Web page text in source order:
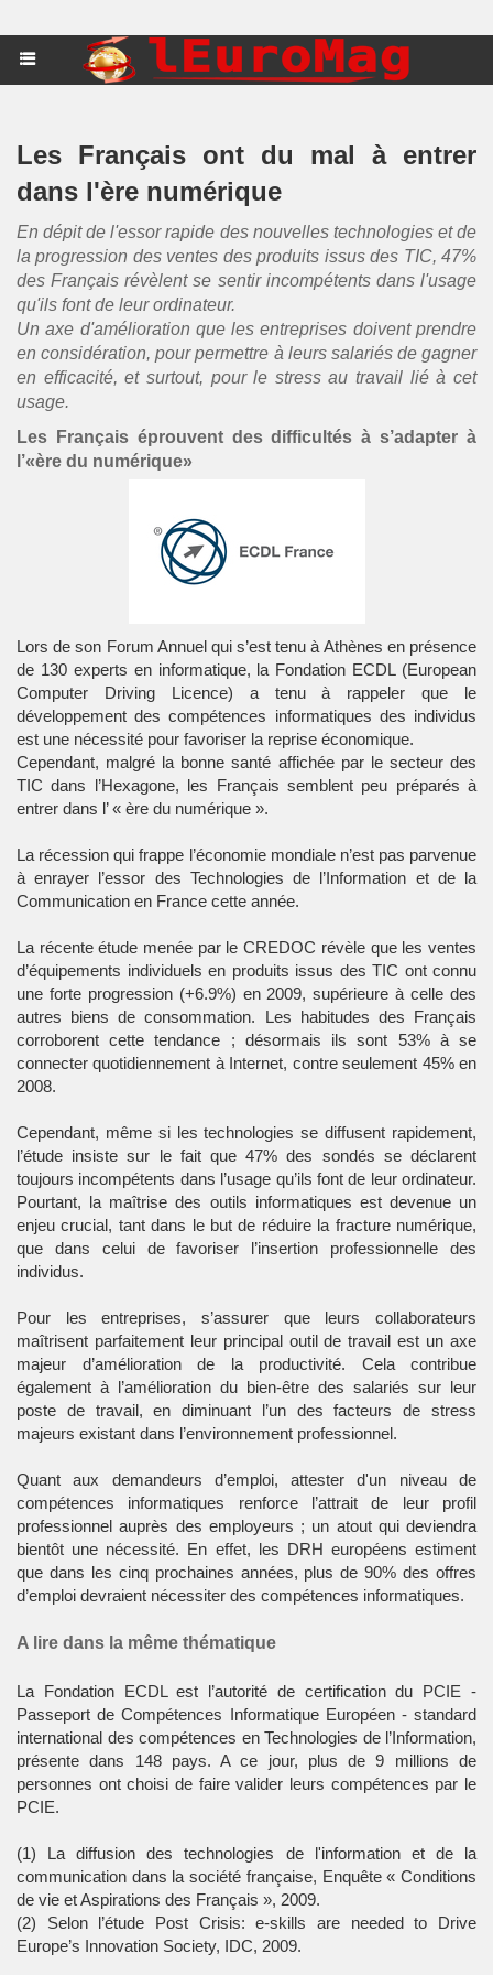
Les Français ont du mal à entrer
dans l'ère numérique
En dépit de l'essor rapide des nouvelles technologies et de
la progression des ventes des produits issus des TIC, 47%
des Français révèlent se sentir incompétents dans l'usage
qu'ils font de leur ordinateur.
Un axe d'amélioration que les entreprises doivent prendre
en considération, pour permettre à leurs salariés de gagner
en efficacité, et surtout, pour le stress au travail lié à cet
usage.
Les Français éprouvent des difficultés à s’adapter à
l’«ère du numérique»
Lors de son Forum Annuel qui s’est tenu à Athènes en présence
de 130 experts en informatique, la Fondation ECDL (European
Computer Driving Licence) a tenu à rappeler que le
développement des compétences informatiques des individus
est une nécessité pour favoriser la reprise économique.
Cependant, malgré la bonne santé affichée par le secteur des
TIC dans l’Hexagone, les Français semblent peu préparés à
entrer dans l’ « ère du numérique ».
La récession qui frappe l’économie mondiale n’est pas parvenue
à enrayer l’essor des Technologies de l’Information et de la
Communication en France cette année.
La récente étude menée par le CREDOC révèle que les ventes
d’équipements individuels en produits issus des TIC ont connu
une forte progression (+6.9%) en 2009, supérieure à celle des
autres biens de consommation. Les habitudes des Français
corroborent cette tendance ; désormais ils sont 53% à se
connecter quotidiennement à Internet, contre seulement 45% en
2008.
Cependant, même si les technologies se diffusent rapidement,
l’étude insiste sur le fait que 47% des sondés se déclarent
toujours incompétents dans l’usage qu’ils font de leur ordinateur.
Pourtant, la maîtrise des outils informatiques est devenue un
enjeu crucial, tant dans le but de réduire la fracture numérique,
que dans celui de favoriser l’insertion professionnelle des
individus.
Pour les entreprises, s’assurer que leurs collaborateurs
maîtrisent parfaitement leur principal outil de travail est un axe
majeur d’amélioration de la productivité. Cela contribue
également à l’amélioration du bien-être des salariés sur leur
poste de travail, en diminuant l’un des facteurs de stress
majeurs existant dans l’environnement professionnel.
Quant aux demandeurs d’emploi, attester d'un niveau de
compétences informatiques renforce l’attrait de leur profil
professionnel auprès des employeurs ; un atout qui deviendra
bientôt une nécessité. En effet, les DRH européens estiment
que dans les cinq prochaines années, plus de 90% des offres
d’emploi devraient nécessiter des compétences informatiques.
A lire dans la même thématique
La Fondation ECDL est l’autorité de certification du PCIE -
Passeport de Compétences Informatique Européen - standard
international des compétences en Technologies de l’Information,
présente dans 148 pays. A ce jour, plus de 9 millions de
personnes ont choisi de faire valider leurs compétences par le
PCIE.
(1) La diffusion des technologies de l'information et de la
communication dans la société française, Enquête « Conditions
de vie et Aspirations des Français », 2009.
(2) Selon l’étude Post Crisis: e-skills are needed to Drive
Europe’s Innovation Society, IDC, 2009.